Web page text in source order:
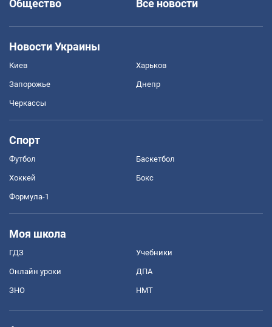
Общество
Все новости
Новости Украины
Киев Харьков
Запорожье Днепр
Черкассы
Спорт
Футбол Баскетбол
Хоккей Бокс
Формула-1
Моя школа
ГДЗ Учебники
Онлайн уроки ДПА
ЗНО НМТ